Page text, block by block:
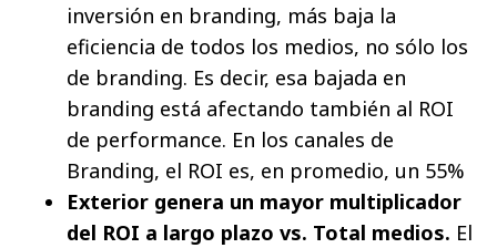
inversión en branding, más baja la
eficiencia de todos los medios, no sólo los
de branding. Es decir, esa bajada en
branding está afectando también al ROI
de performance. En los canales de
Branding, el ROI es, en promedio, un 55%
Exterior genera un mayor multiplicador
del ROI a largo plazo vs. Total medios. El